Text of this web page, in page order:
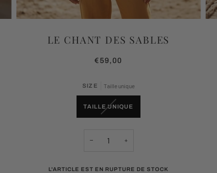
LE CHANT DES SABLES
€59,00
SIZE Taille unique
TAILLE UNIQUE
VARIANTE
− +
L'ARTICLE EST EN RUPTURE DE STOCK